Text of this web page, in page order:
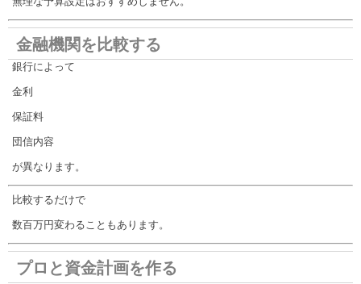
金融機関を比較する
銀行によって
金利
保証料
団信内容
が異なります。
比較するだけで
数百万円変わることもあります。
プロと資金計画を作る